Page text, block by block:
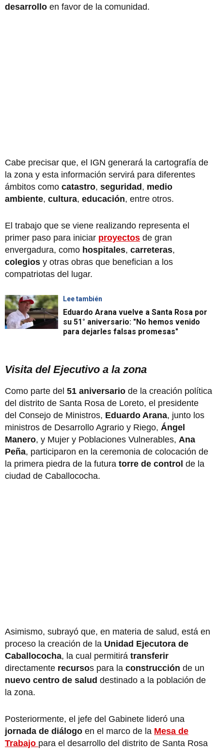
desarrollo en favor de la comunidad.
Cabe precisar que, el IGN generará la cartografía de
la zona y esta información servirá para diferentes
ámbitos como catastro, seguridad, medio
ambiente, cultura, educación, entre otros.
El trabajo que se viene realizando representa el
primer paso para iniciar proyectos de gran
envergadura, como hospitales, carreteras,
colegios y otras obras que benefician a los
compatriotas del lugar.
Lee también
Eduardo Arana vuelve a Santa Rosa por
su 51° aniversario: "No hemos venido
para dejarles falsas promesas"
Visita del Ejecutivo a la zona
Como parte del 51 aniversario de la creación política
del distrito de Santa Rosa de Loreto, el presidente
del Consejo de Ministros, Eduardo Arana, junto los
ministros de Desarrollo Agrario y Riego, Ángel
Manero, y Mujer y Poblaciones Vulnerables, Ana
Peña, participaron en la ceremonia de colocación de
la primera piedra de la futura torre de control de la
ciudad de Caballococha.
Asimismo, subrayó que, en materia de salud, está en
proceso la creación de la Unidad Ejecutora de
Caballococha, la cual permitirá transferir
directamente recursos para la construcción de un
nuevo centro de salud destinado a la población de
la zona.
Posteriormente, el jefe del Gabinete lideró una
jornada de diálogo en el marco de la Mesa de
Trabajo para el desarrollo del distrito de Santa Rosa